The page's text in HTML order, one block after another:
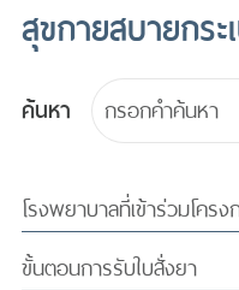
สุขกายสบายกระ
ค้นหา
โรงพยาบาลที่เข้าร่วมโครง
ขั้นตอนการรับใบสั่งยา